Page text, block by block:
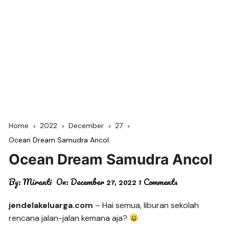
Home 2022 December
27
Ocean Dream Samudra Ancol
Ocean Dream Samudra Ancol
By:Miranti On:December 27, 2022 1 Comments
jendelakeluarga.com – Hai semua, liburan sekolah
rencana jalan-jalan kemana aja?